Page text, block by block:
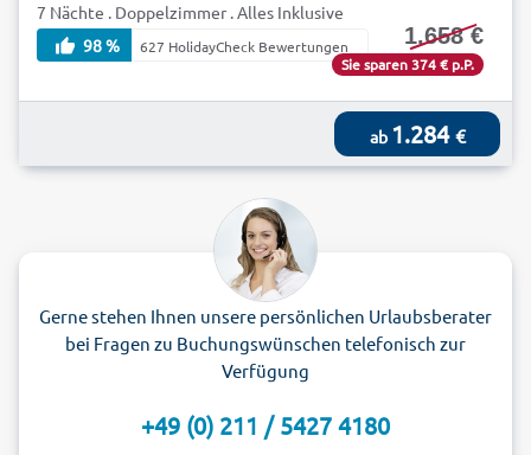
7 Nächte . Doppelzimmer . Alles Inklusive
98 %
627 HolidayCheck Bewertungen 1.658 €
Sie sparen 374 € p.P.
ab 1.284 €
Gerne stehen Ihnen unsere persönlichen Urlaubsberater
bei Fragen zu Buchungswünschen telefonisch zur
Verfügung
+49 (0) 211 / 5427 4180